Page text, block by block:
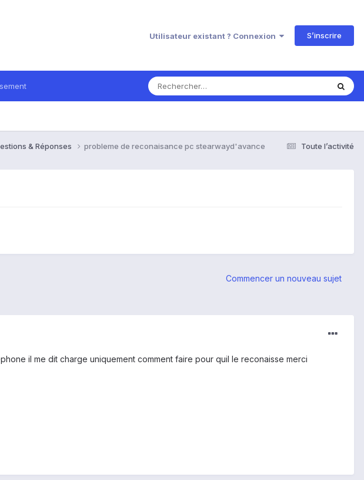
Utilisateur existant ? Connexion S’inscrire
Toute l’activité
& Réponses probleme de reconaisance pc stearwayd'avance
Commencer un nouveau sujet
il me dit charge uniquement comment faire pour quil le reconaisse merci